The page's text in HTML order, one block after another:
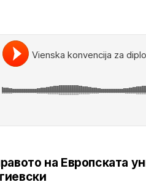
на Европската